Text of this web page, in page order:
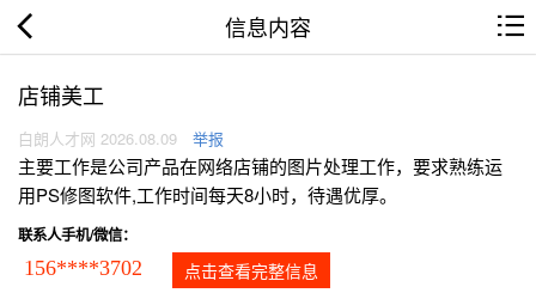
信息内容
店铺美工
白朗人才网 2026.08.09 举报
主要工作是公司产品在网络店铺的图片处理工作，要求熟练运
用PS修图软件,工作时间每天8小时，待遇优厚。
联系人手机/微信：
156****3702 点击查看完整信息